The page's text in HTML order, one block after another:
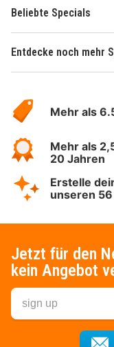
Beliebte Specials
Entdecke noch mehr
Hotelspecials
Mehr als
Mehr als
20 Jahren
Erstelle
unseren
Jetzt für den
kein Angebot